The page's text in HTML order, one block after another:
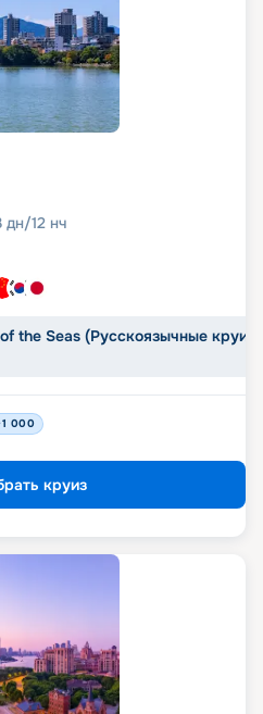
дн/12 нч
the Seas (Русскоязычные
000
круиз